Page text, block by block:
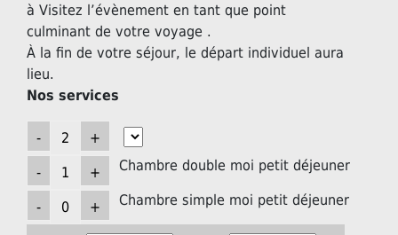
à Visitez l’évènement en tant que point
culminant de votre voyage .
À la fin de votre séjour, le départ individuel aura
lieu.
Nos services
Chambre double moi petit déjeuner
Chambre simple moi petit déjeuner